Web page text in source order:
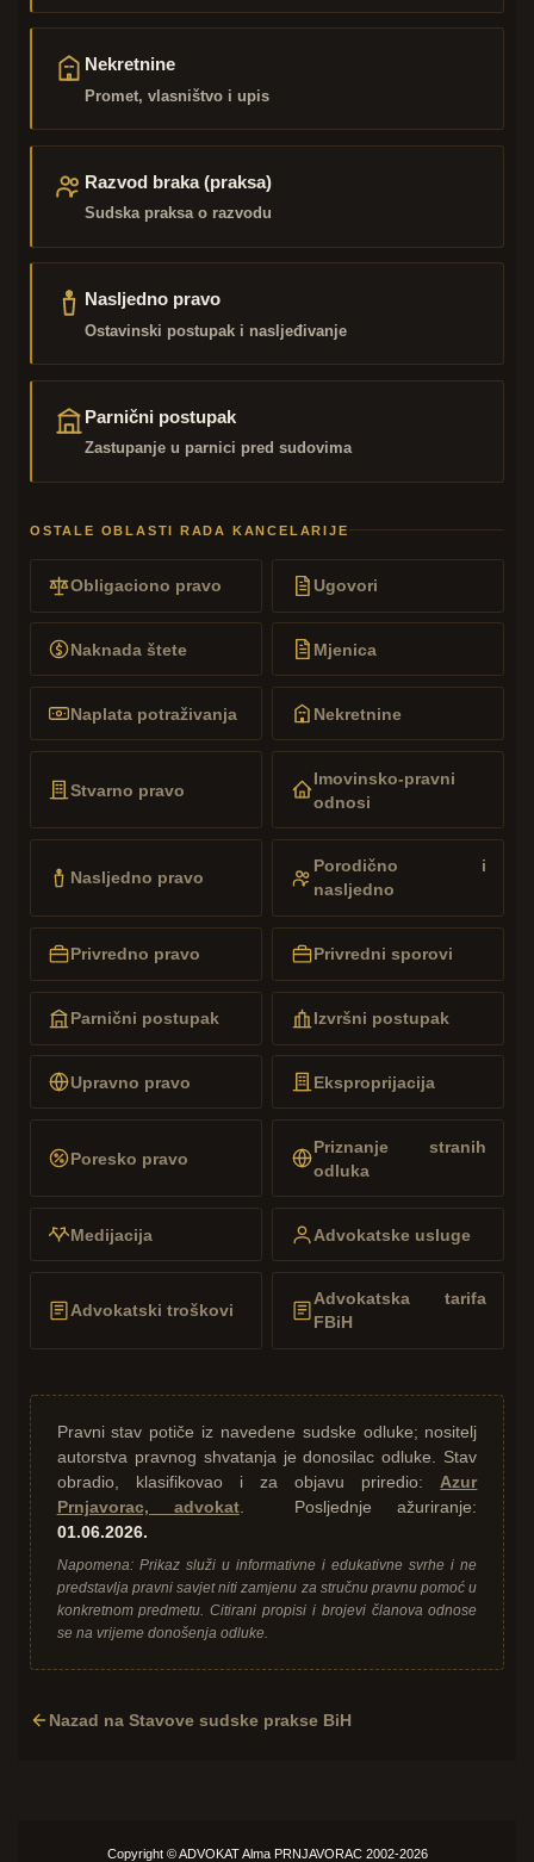
Nekretnine
Promet, vlasništvo i upis
Razvod braka (praksa)
Sudska praksa o razvodu
Nasljedno pravo
Ostavinski postupak i nasljeđivanje
Parnični postupak
Zastupanje u parnici pred sudovima
OSTALE OBLASTI RADA KANCELARIJE
Obligaciono pravo Ugovori
Naknada štete Mjenica
Naplata potraživanja Nekretnine
Stvarno pravo
Imovinsko-pravni
odnosi
Nasljedno pravo
Porodično i
nasljedno
Privredno pravo Privredni sporovi
Parnični postupak Izvršni postupak
Upravno pravo Eksproprijacija
Poresko pravo
Priznanje stranih
odluka
Medijacija Advokatske usluge
Advokatski troškovi
Advokatska tarifa
FBiH
Pravni stav potiče iz navedene sudske odluke; nositelj
autorstva pravnog shvatanja je donosilac odluke. Stav
obradio, klasifikovao i za objavu priredio: Azur
Prnjavorac, advokat. Posljednje ažuriranje:
01.06.2026.
Napomena: Prikaz služi u informativne i edukativne svrhe i ne
predstavlja pravni savjet niti zamjenu za stručnu pravnu pomoć u
konkretnom predmetu. Citirani propisi i brojevi članova odnose
se na vrijeme donošenja odluke.
Nazad na Stavove sudske prakse BiH
Copyright ©ADVOKATAlma PRNJAVORAC 2002-2026